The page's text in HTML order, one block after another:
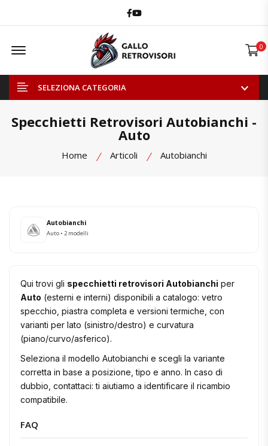
Facebook
Youtube
Offcanvas Menu Open 0
SELEZIONA CATEGORIA
Specchietti Retrovisori Autobianchi -
Auto
Home Articoli Autobianchi
Autobianchi
Auto • 2 modelli
Qui trovi gli specchietti retrovisori Autobianchi per
Auto (esterni e interni) disponibili a catalogo: vetro
specchio, piastra completa e versioni termiche, con
varianti per lato (sinistro/destro) e curvatura
(piano/curvo/asferico).
Seleziona il modello Autobianchi e scegli la variante
corretta in base a posizione, tipo e anno. In caso di
dubbio, contattaci: ti aiutiamo a identificare il ricambio
compatibile.
FAQ